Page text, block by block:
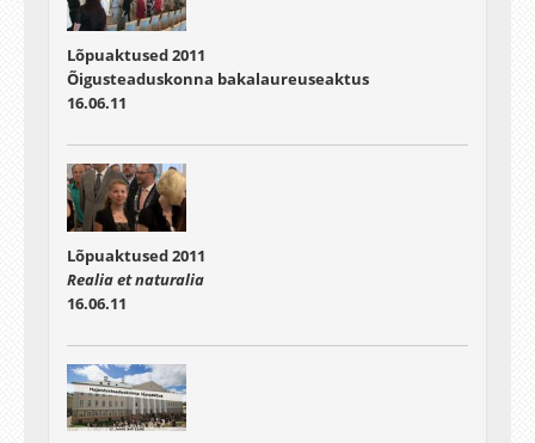
Lõpuaktused 2011
Õigusteaduskonna bakalaureuseaktus
16.06.11
Lõpuaktused 2011
Realia et naturalia
16.06.11